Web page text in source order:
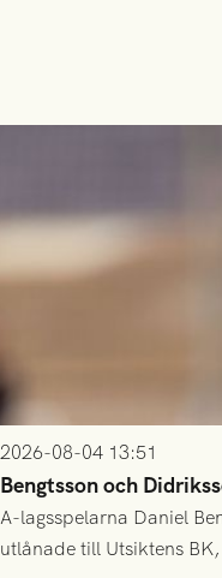
2026-08-04 13:51
Bengtsson och
A-lagsspelarna Daniel
utlånade till Utsiktens